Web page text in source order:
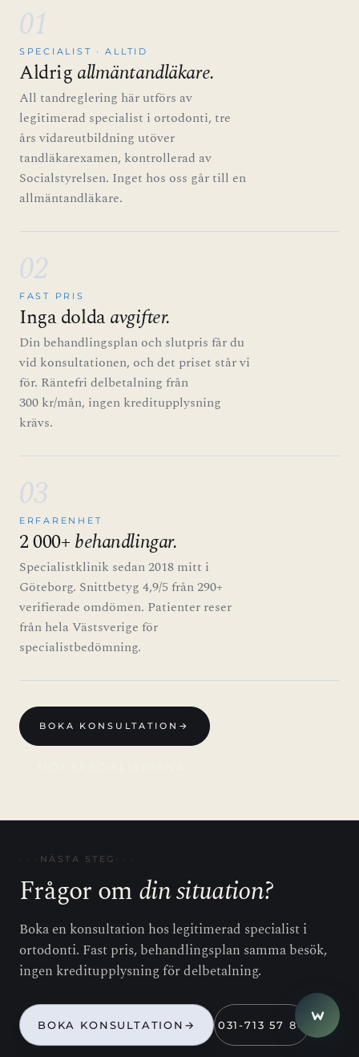
01
SPECIALIST · ALLTID
Aldrigallmäntandläkare.
All tandreglering här utförs av
legitimerad specialist i ortodonti, tre
års vidareutbildning utöver
tandläkarexamen, kontrollerad av
Socialstyrelsen. Inget hos oss går till en
allmäntandläkare.
02
FAST PRIS
Inga doldaavgifter.
Din behandlingsplan och slutpris får du
vid konsultationen, och det priset står vi
för. Räntefri delbetalning från
300 kr/mån, ingen kreditupplysning
krävs.
03
ERFARENHET
2 000+behandlingar.
Specialistklinik sedan 2018 mitt i
Göteborg. Snittbetyg 4,9/5 från 290+
verifierade omdömen. Patienter reser
från hela Västsverige för
specialistbedömning.
BOKA KONSULTATION →
NÄSTA STEG
Frågor omdin situation?
Boka en konsultation hos legitimerad specialist i
ortodonti. Fast pris, behandlingsplan samma besök,
ingen kreditupplysning för delbetalning.
BOKA KONSULTATION → 031-713 57 84
E Eira
Hej! Har du frågor? Jag hjälper
gärna.
close